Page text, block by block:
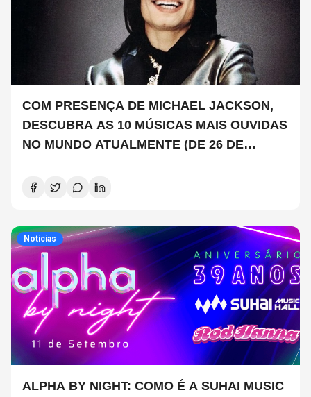
COM PRESENÇA DE MICHAEL JACKSON,
DESCUBRA AS 10 MÚSICAS MAIS OUVIDAS
NO MUNDO ATUALMENTE (DE 26 DE
Noticias
ALPHA BY NIGHT: COMO É A SUHAI MUSIC